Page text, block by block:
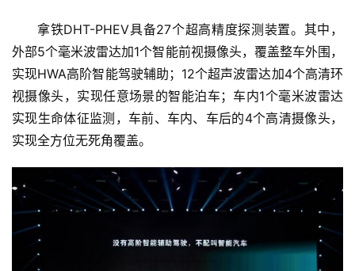
拿铁DHT-PHEV具备27个超高精度探测装置。其中，
外部5个毫米波雷达加1个智能前视摄像头，覆盖整车外围，
实现HWA高阶智能驾驶辅助；12个超声波雷达加4个高清环
视摄像头，实现任意场景的智能泊车；车内1个毫米波雷达
实现生命体征监测，车前、车内、车后的4个高清摄像头，
实现全方位无死角覆盖。